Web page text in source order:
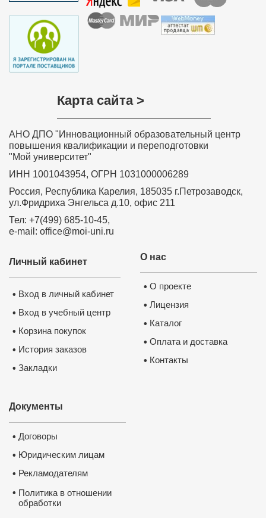
Карта сайта >
АНО ДПО "Инновационный образовательный центр
повышения квалификации и переподготовки
"Мой университет"
ИНН 1001043954, ОГРН 1031000006289
Россия, Республика Карелия, 185035 г.Петрозаводск,
ул.Фридриха Энгельса д.10, офис 211
Тел: +7(499) 685-10-45,
e-mail: office@moi-uni.ru
О нас
• О проекте
• Лицензия
• Каталог
• Оплата и доставка
• Контакты
Личный кабинет
• Вход в личный кабинет
• Вход в учебный центр
• Корзина покупок
• История заказов
• Закладки
Документы
• Договоры
• Юридическим лицам
• Рекламодателям
• Политика в отношении
обработки